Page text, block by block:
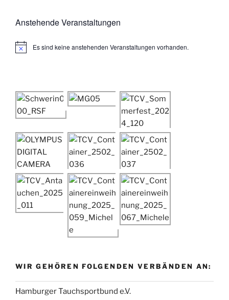
Anstehende Veranstaltungen
H
i
s
Es sind keine anstehenden Veranstaltungen vorhanden.
WIR GEHÖREN FOLGENDEN VERBÄNDEN AN:
Hamburger Tauchsportbund e.V.